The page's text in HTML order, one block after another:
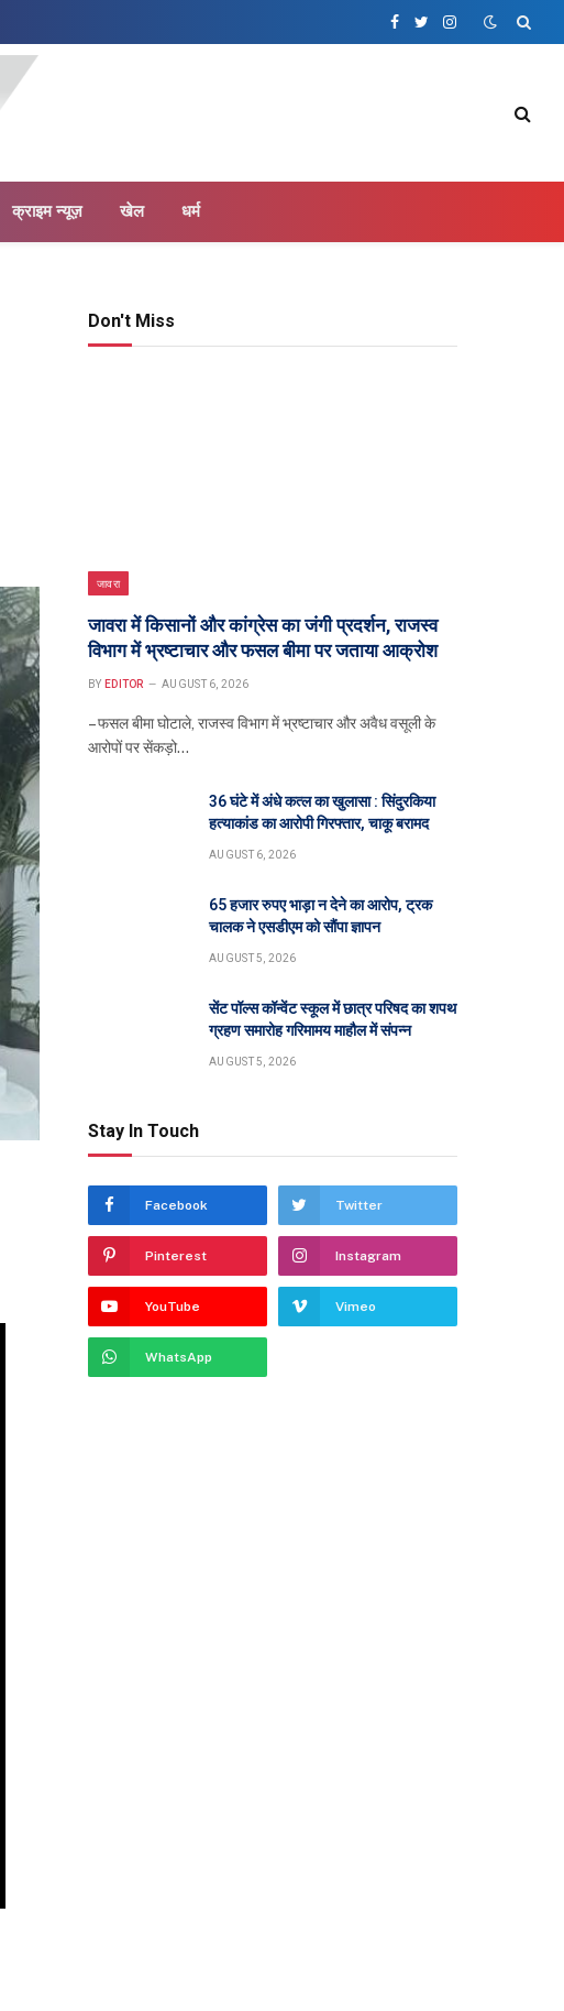
Facebook
TwitterInstagram
क्राइम न्यूज़ खेल धर्म
Don't Miss
जावरा
जावरा में किसानों और कांग्रेस का जंगी प्रदर्शन, राजस्व
विभाग में भ्रष्टाचार और फसल बीमा पर जताया आक्रोश
BY EDITOR AUGUST 6, 2026
– फसल बीमा घोटाले, राजस्व विभाग में भ्रष्टाचार और अवैध वसूली के
आरोपों पर सेंकड़ो…
36 घंटे में अंधे कत्ल का खुलासा : सिंदुरकिया
हत्याकांड का आरोपी गिरफ्तार, चाकू बरामद
AUGUST 6, 2026
65 हजार रुपए भाड़ा न देने का आरोप, ट्रक
चालक ने एसडीएम को सौंपा ज्ञापन
AUGUST 5, 2026
सेंट पॉल्स कॉन्वेंट स्कूल में छात्र परिषद का शपथ
ग्रहण समारोह गरिमामय माहौल में संपन्न
AUGUST 5, 2026
Stay In Touch
Facebook Twitter
Pinterest Instagram
YouTube Vimeo
WhatsApp